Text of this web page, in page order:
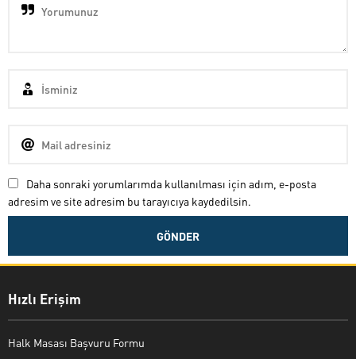
Daha sonraki yorumlarımda kullanılması için adım, e-posta
adresim ve site adresim bu tarayıcıya kaydedilsin.
Hızlı Erişim
Halk Masası Başvuru Formu